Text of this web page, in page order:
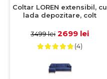
Coltar LOREN extensibil, cu
lada depozitare, colt
240x143x85 cm
3499 lei 2699 lei
(4)